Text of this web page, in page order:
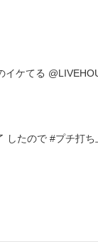
イケてる
したので #プチ打